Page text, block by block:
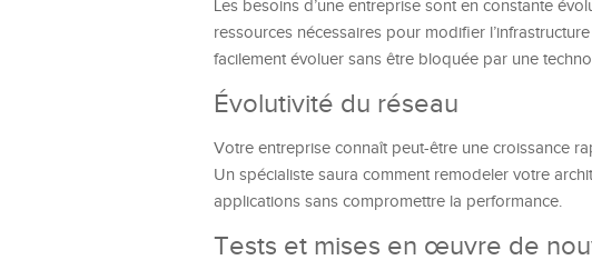
Les besoins d’une entreprise sont en constante
ressources nécessaires pour modifier
facilement évoluer sans être bloquée par une
Évolutivité du réseau
Votre entreprise connaît peut-être une croissance
Un spécialiste saura comment remodeler votre
applications sans compromettre la performance.
Tests et mises en œuvre de